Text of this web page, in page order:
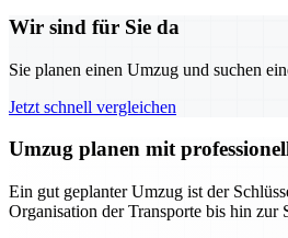
Wir sind für Sie da
Sie planen einen Umzug und suchen
Jetzt schnell vergleichen
Umzug planen mit
Ein gut geplanter Umzug ist der
Organisation der Transporte bis hin zur